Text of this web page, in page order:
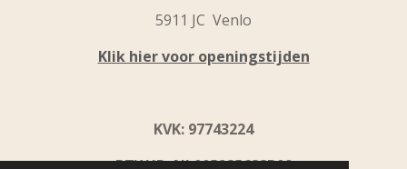
5911 JC Venlo
Klik hier voor openingstijden
KVK: 97743224